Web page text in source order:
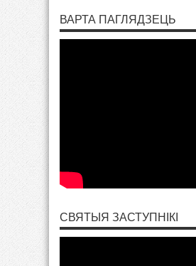
ВАРТА ПАГЛЯДЗЕЦЬ
СВЯТЫЯ ЗАСТУПНІКІ